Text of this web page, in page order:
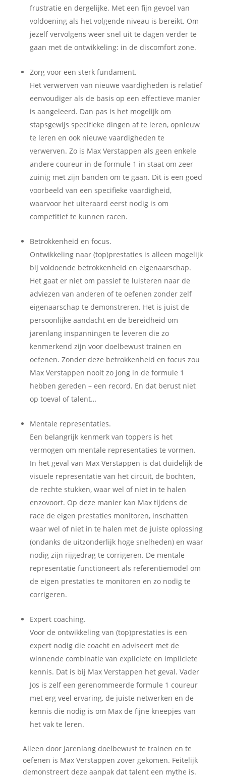
frustratie en dergelijke. Met een fijn gevoel van
voldoening als het volgende niveau is bereikt. Om
jezelf vervolgens weer snel uit te dagen verder te
gaan met de ontwikkeling: in de discomfort zone.
Zorg voor een sterk fundament.
Het verwerven van nieuwe vaardigheden is relatief
eenvoudiger als de basis op een effectieve manier
is aangeleerd. Dan pas is het mogelijk om
stapsgewijs specifieke dingen af te leren, opnieuw
te leren en ook nieuwe vaardigheden te
verwerven. Zo is Max Verstappen als geen enkele
andere coureur in de formule 1 in staat om zeer
zuinig met zijn banden om te gaan. Dit is een goed
voorbeeld van een specifieke vaardigheid,
waarvoor het uiteraard eerst nodig is om
competitief te kunnen racen.
Betrokkenheid en focus.
Ontwikkeling naar (top)prestaties is alleen mogelijk
bij voldoende betrokkenheid en eigenaarschap.
Het gaat er niet om passief te luisteren naar de
adviezen van anderen of te oefenen zonder zelf
eigenaarschap te demonstreren. Het is juist de
persoonlijke aandacht en de bereidheid om
jarenlang inspanningen te leveren die zo
kenmerkend zijn voor doelbewust trainen en
oefenen. Zonder deze betrokkenheid en focus zou
Max Verstappen nooit zo jong in de formule 1
hebben gereden – een record. En dat berust niet
op toeval of talent…
Mentale representaties.
Een belangrijk kenmerk van toppers is het
vermogen om mentale representaties te vormen.
In het geval van Max Verstappen is dat duidelijk de
visuele representatie van het circuit, de bochten,
de rechte stukken, waar wel of niet in te halen
enzovoort. Op deze manier kan Max tijdens de
race de eigen prestaties monitoren, inschatten
waar wel of niet in te halen met de juiste oplossing
(ondanks de uitzonderlijk hoge snelheden) en waar
nodig zijn rijgedrag te corrigeren. De mentale
representatie functioneert als referentiemodel om
de eigen prestaties te monitoren en zo nodig te
corrigeren.
Expert coaching.
Voor de ontwikkeling van (top)prestaties is een
expert nodig die coacht en adviseert met de
winnende combinatie van expliciete en impliciete
kennis. Dat is bij Max Verstappen het geval. Vader
Jos is zelf een gerenommeerde formule 1 coureur
met erg veel ervaring, de juiste netwerken en de
kennis die nodig is om Max de fijne kneepjes van
het vak te leren.
Alleen door jarenlang doelbewust te trainen en te
oefenen is Max Verstappen zover gekomen. Feitelijk
demonstreert deze aanpak dat talent een mythe is.